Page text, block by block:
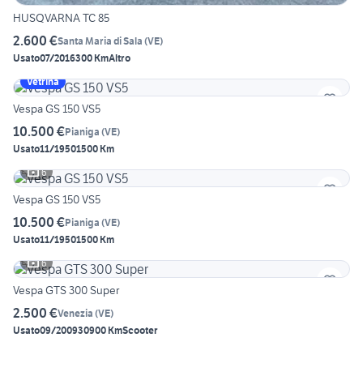
HUSQVARNA TC 85
2.600 €Santa Maria di Sala (VE)
Usato07/2016300 KmAltro
Vetrina
Vespa GS 150 VS5
10.500 €Pianiga (VE)
Usato11/19501500 Km
6
Vespa GS 150 VS5
10.500 €Pianiga (VE)
Usato11/19501500 Km
6
Vespa GTS 300 Super
2.500 €Venezia (VE)
Usato09/200930900 KmScooter